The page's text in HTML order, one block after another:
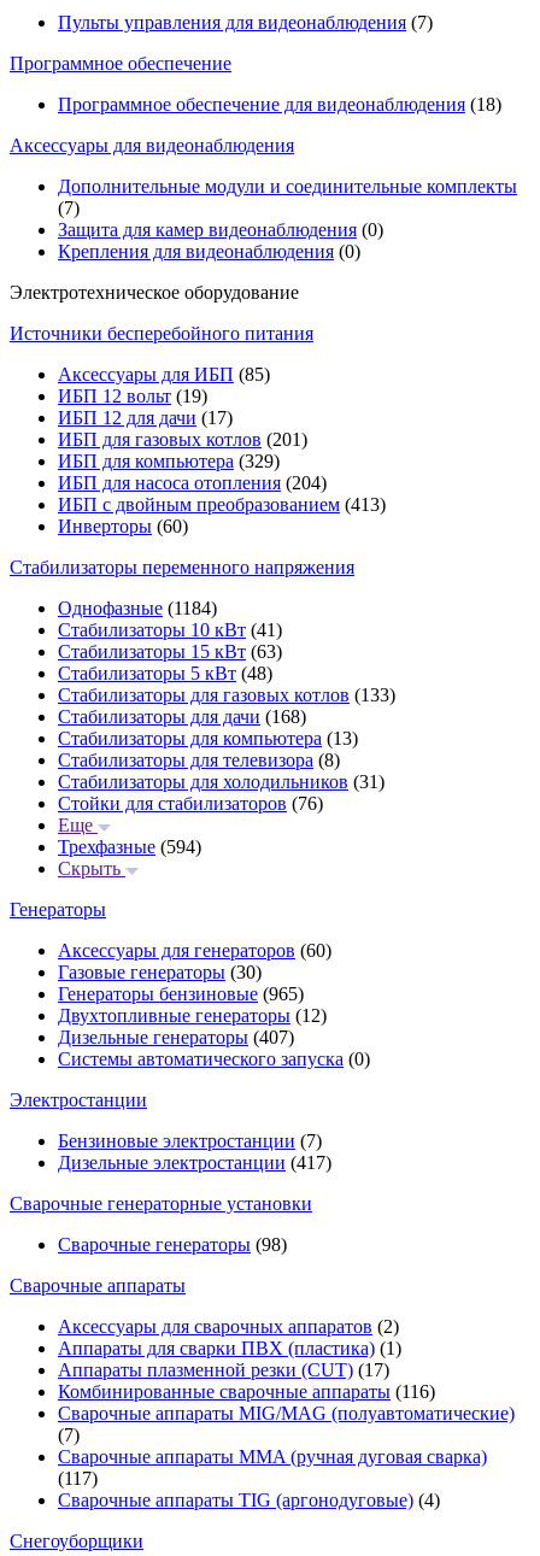
Пульты управления для видеонаблюдения (7)
Программное обеспечение
Программное обеспечение для видеонаблюдения (18)
Аксессуары для видеонаблюдения
Дополнительные модули и соединительные комплекты
(7)
Защита для камер видеонаблюдения (0)
Крепления для видеонаблюдения (0)
Электротехническое оборудование
Источники бесперебойного питания
Аксессуары для ИБП (85)
ИБП 12 вольт (19)
ИБП 12 для дачи (17)
ИБП для газовых котлов (201)
ИБП для компьютера (329)
ИБП для насоса отопления (204)
ИБП с двойным преобразованием (413)
Инверторы (60)
Стабилизаторы переменного напряжения
Однофазные (1184)
Стабилизаторы 10 кВт (41)
Стабилизаторы 15 кВт (63)
Стабилизаторы 5 кВт (48)
Стабилизаторы для газовых котлов (133)
Стабилизаторы для дачи (168)
Стабилизаторы для компьютера (13)
Стабилизаторы для телевизора (8)
Стабилизаторы для холодильников (31)
Стойки для стабилизаторов (76)
Еще
Трехфазные (594)
Скрыть
Генераторы
Аксессуары для генераторов (60)
Газовые генераторы (30)
Генераторы бензиновые (965)
Двухтопливные генераторы (12)
Дизельные генераторы (407)
Системы автоматического запуска (0)
Электростанции
Бензиновые электростанции (7)
Дизельные электростанции (417)
Сварочные генераторные установки
Сварочные генераторы (98)
Сварочные аппараты
Аксессуары для сварочных аппаратов (2)
Аппараты для сварки ПВХ (пластика) (1)
Аппараты плазменной резки (CUT) (17)
Комбинированные сварочные аппараты (116)
Сварочные аппараты MIG/MAG (полуавтоматические)
(7)
Сварочные аппараты MMA (ручная дуговая сварка)
(117)
Сварочные аппараты TIG (аргонодуговые) (4)
Снегоуборщики